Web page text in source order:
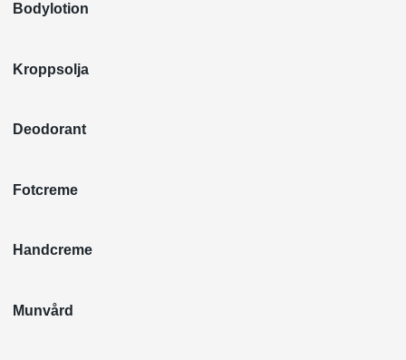
Bodylotion
Kroppsolja
Deodorant
Fotcreme
Handcreme
Munvård